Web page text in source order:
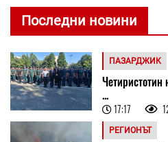
Последни новини
ПАЗАРДЖИК
Четиристотин
...
17:17
РЕГИОНЪТ